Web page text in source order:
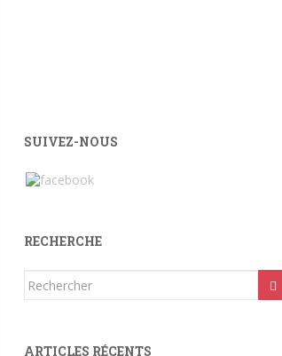
SUIVEZ-NOUS
RECHERCHE
Rechercher...
ARTICLES RÉCENTS